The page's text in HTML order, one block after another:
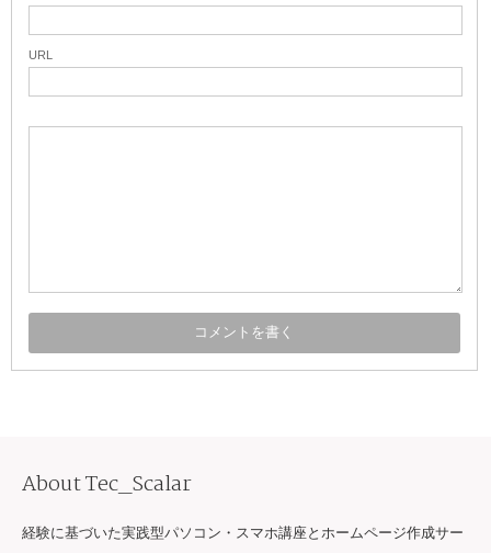
URL
About Tec_Scalar
経験に基づいた実践型パソコン・スマホ講座とホームページ作成サー